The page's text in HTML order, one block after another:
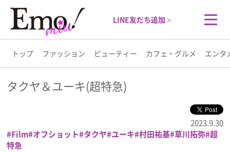
LINE友だち追加 >
トップ ファッション ビューティー カフェ・グルメ エンタ
トップ
ビューティー
タクヤ＆ユーキ(超特急)
2023.9.30
Film オフショット タクヤ ユーキ 村田祐基 草川拓弥 超
特急